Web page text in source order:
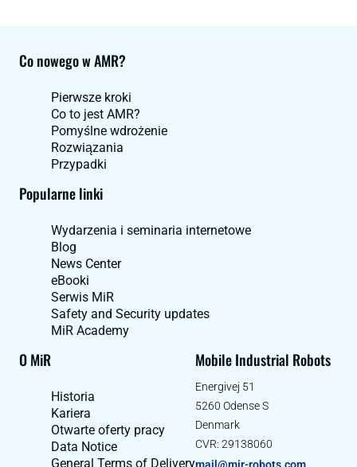
Co nowego w AMR?
Pierwsze kroki
Co to jest AMR?
Pomyślne wdrożenie
Rozwiązania
Przypadki
Popularne linki
Wydarzenia i seminaria internetowe
Blog
News Center
eBooki
Serwis MiR
Safety and Security updates
MiR Academy
O MiR
Historia
Kariera
Otwarte oferty pracy
Data Notice
General Terms of Delivery
Mobile Industrial Robots
Energivej 51
5260 Odense S
Denmark
CVR: 29138060